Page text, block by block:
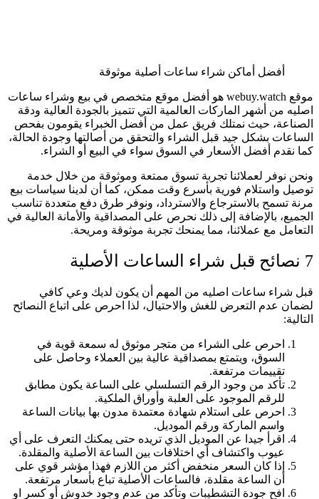
أفضل أماكن شراء ساعات أصلية موثوقة
موقع webuy.watch هو أفضل موقع متخصص في بيع وشراء ساعات
اصليه من أشهر الماركات العالمية التي تتميز بالجودة العالية ودقة
الصناعة، حيث نمتلك فريق عمل من أفضل الخبراء يقومون بفحص
الساعات بشكل جيد قبل الشراء والتحقق من أصالتها وجودة الحالة،
كما نقدم أفضل الأسعار في السوق سواء في البيع أو الشراء.
ونحن نوفر لعملائنا تجربة تسوق ممتعة وموثوقة من خلال خدمة
توصيل واستلام فورية بأسرع وقت ممكن، كما أن لدينا سياسات بيع
مرنة تسمح بالاسترجاع والاسترداد، ونوفر طرق دفع متعددة تناسب
الجميع، بالإضافة إلى ذلك نحرص على المصداقية والأمانة العالية في
التعامل مع عملائنا، مما يمنحك تجربة موثوقة ومريحة.
7 نصائح قبل شراء الساعات الأصلية
قبل شراء ساعات اصليه من المهم أن يكون لديك وعي كافي
لضمان عدم التعرض للغش والاحتيال، لذا احرص على اتباع النصائح
التالية:
احرص على الشراء من متجر موثوق له سمعة قوية في
السوق، ويتمتع بمصداقية عالية بين العملاء وحاصل على
تقييمات مرتفعة.
تأكد من وجود الرقم التسلسلي على الساعة يكون مطابق
للرقم الموجود على العلبة وأوراق الملكية.
احرص على استلام شهادة معتمدة مدون بها بيانات الساعة
واسم الماركة ورقم الموديل.
اقرأ جيدا عن الموديل الذي تريده حتى يمكنك التعرف على أي
عيوب واكتشاف أي اختلافات بين الساعة الأصلية والمقلدة.
إذا كان السعر منخفض أكثر من اللازم فهذا مؤشر قوي على
أن الساعة مقلدة، فالساعات الأصلية تباع بأسعار مرتفعة.
افح جودة التشطيبات وتأكد من عدم وجود خدوش أو كسر او